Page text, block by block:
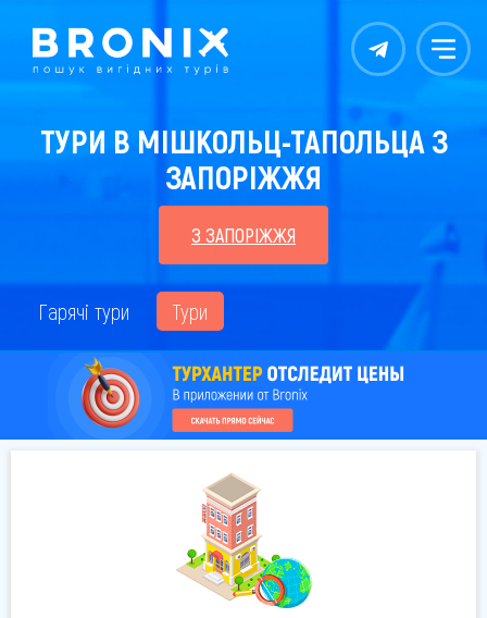
Контакты Меню
ТУРИ В МІШКОЛЬЦ-ТАПОЛЬЦА З
ЗАПОРІЖЖЯ
З ЗАПОРІЖЖЯ
Гарячі тури Тури